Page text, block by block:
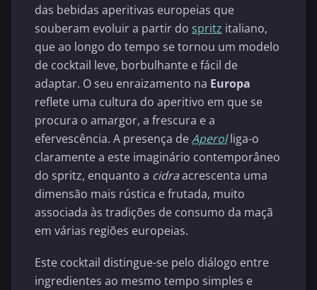
das bebidas aperitivas europeias que
souberam evoluir a partir do spritz italiano,
que ao longo do tempo se tornou um modelo
de cocktail leve, borbulhante e fácil de
adaptar. O seu enraizamento na Europa
reflete uma cultura do aperitivo em que se
procura o amargor, a frescura e a
efervescência. A presença deAperolliga-o
claramente a este imaginário contemporâneo
do spritz, enquanto a cidraacrescenta uma
dimensão mais rústica e frutada, muito
associada às tradições de consumo da maçã
em várias regiões europeias.
Este cocktail distingue-se pelo diálogo entre
ingredientes ao mesmo tempo simples e